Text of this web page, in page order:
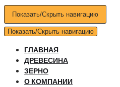
Показать/Скрыть навигацию
Показать/Скрыть навигацию
ГЛАВНАЯ
ДРЕВЕСИНА
ЗЕРНО
О КОМПАНИИ